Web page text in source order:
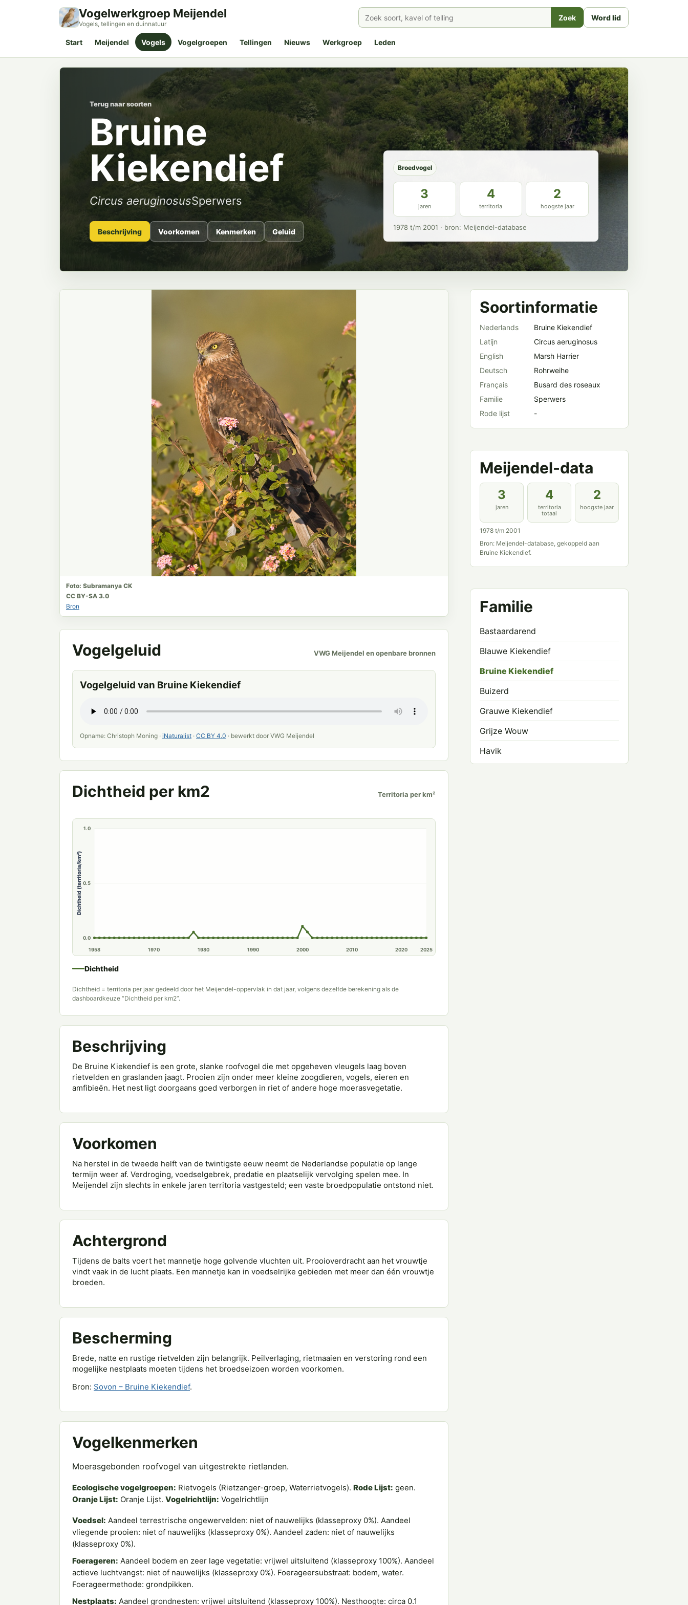
Vogelwerkgroep Meijendel
Vogels, tellingen en duinnatuur
Zoek Word lid
Start Meijendel Vogels Vogelgroepen Tellingen Nieuws Werkgroep Leden
Terug naar soorten
Bruine
Kiekendief
Circus aeruginosusSperwers
Beschrijving Voorkomen Kenmerken Geluid
Broedvogel
3
jaren
4
territoria
2
hoogste jaar
1978 t/m 2001 · bron: Meijendel-database
Foto: Subramanya CK
CC BY-SA 3.0
Bron
Vogelgeluid VWG Meijendel en openbare bronnen
Vogelgeluid van Bruine Kiekendief
Opname: Christoph Moning · iNaturalist · CC BY 4.0 · bewerkt door VWG Meijendel
Dichtheid per km2 Territoria per km²
0.0
0.5
1.0
Dichtheid (territoria/km²)
1958 1970 1980 1990 2000 2010 2020 2025
Dichtheid
Dichtheid = territoria per jaar gedeeld door het Meijendel-oppervlak in dat jaar, volgens dezelfde berekening als de
dashboardkeuze “Dichtheid per km2”.
Beschrijving
De Bruine Kiekendief is een grote, slanke roofvogel die met opgeheven vleugels laag boven
rietvelden en graslanden jaagt. Prooien zijn onder meer kleine zoogdieren, vogels, eieren en
amfibieën. Het nest ligt doorgaans goed verborgen in riet of andere hoge moerasvegetatie.
Voorkomen
Na herstel in de tweede helft van de twintigste eeuw neemt de Nederlandse populatie op lange
termijn weer af. Verdroging, voedselgebrek, predatie en plaatselijk vervolging spelen mee. In
Meijendel zijn slechts in enkele jaren territoria vastgesteld; een vaste broedpopulatie ontstond niet.
Achtergrond
Tijdens de balts voert het mannetje hoge golvende vluchten uit. Prooioverdracht aan het vrouwtje
vindt vaak in de lucht plaats. Een mannetje kan in voedselrijke gebieden met meer dan één vrouwtje
broeden.
Bescherming
Brede, natte en rustige rietvelden zijn belangrijk. Peilverlaging, rietmaaien en verstoring rond een
mogelijke nestplaats moeten tijdens het broedseizoen worden voorkomen.
Bron: Sovon – Bruine Kiekendief.
Vogelkenmerken
Moerasgebonden roofvogel van uitgestrekte rietlanden.
Ecologische vogelgroepen: Rietvogels (Rietzanger-groep, Waterrietvogels). Rode Lijst: geen.
Oranje Lijst: Oranje Lijst. Vogelrichtlijn: Vogelrichtlijn
Voedsel: Aandeel terrestrische ongewervelden: niet of nauwelijks (klasseproxy 0%). Aandeel
vliegende prooien: niet of nauwelijks (klasseproxy 0%). Aandeel zaden: niet of nauwelijks
(klasseproxy 0%).
Foerageren: Aandeel bodem en zeer lage vegetatie: vrijwel uitsluitend (klasseproxy 100%). Aandeel
actieve luchtvangst: niet of nauwelijks (klasseproxy 0%). Foerageersubstraat: bodem, water.
Foerageermethode: grondpikken.
Nestplaats: Aandeel grondnesten: vrijwel uitsluitend (klasseproxy 100%). Nesthoogte: circa 0.1
Soortinformatie
Nederlands
Bruine Kiekendief
Latijn
Circus aeruginosus
English
Marsh Harrier
Deutsch
Rohrweihe
Français
Busard des roseaux
Familie
Sperwers
Rode lijst
-
Meijendel-data
3
jaren
4
territoria
totaal
2
hoogste jaar
1978 t/m 2001
Bron: Meijendel-database, gekoppeld aan
Bruine Kiekendief.
Familie
Bastaardarend
Blauwe Kiekendief
Bruine Kiekendief
Buizerd
Grauwe Kiekendief
Grijze Wouw
Havik